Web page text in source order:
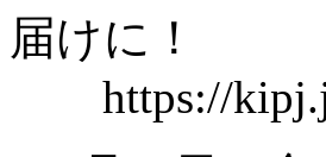
届けに！
https://